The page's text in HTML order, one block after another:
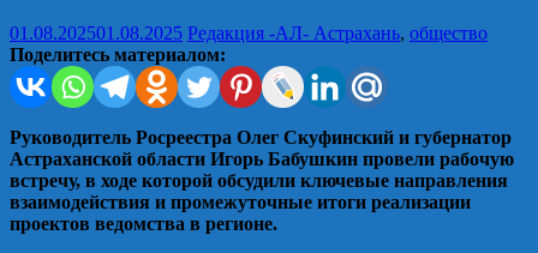
01.08.202501.08.2025 Редакция -АЛ- Астрахань, общество
Поделитесь материалом:
Руководитель Росреестра Олег Скуфинский и губернатор
Астраханской области Игорь Бабушкин провели рабочую
встречу, в ходе которой обсудили ключевые направления
взаимодействия и промежуточные итоги реализации
проектов ведомства в регионе.